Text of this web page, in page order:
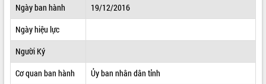
THÔNG TIN CHỈ ĐẠO ĐIỀU HÀNH
HỆ THỐNG VĂN BẢN
Ngày ban hành
19/12/2016
Ngày hiệu lực
Người Ký
Cơ quan ban hành
Ủy ban nhân dân tỉnh